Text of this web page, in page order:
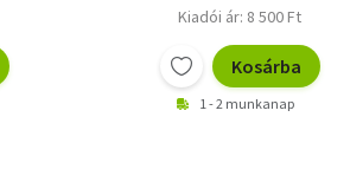
Kiadói ár: 8 500 Ft
Kosárba
1 - 2 munkanap